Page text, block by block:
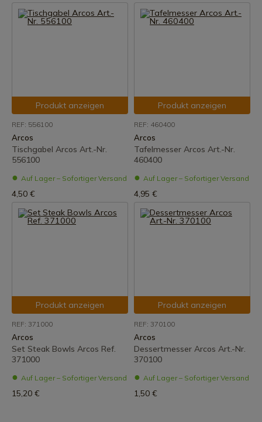
Produkt anzeigen
REF: 556100
Arcos
Tischgabel Arcos Art.-Nr.
556100
Auf Lager – Sofortiger Versand
4,50 €
Produkt anzeigen
REF: 460400
Arcos
Tafelmesser Arcos Art.-Nr.
460400
Auf Lager – Sofortiger Versand
4,95 €
Produkt anzeigen
REF: 371000
Arcos
Set Steak Bowls Arcos Ref.
371000
Auf Lager – Sofortiger Versand
15,20 €
Produkt anzeigen
REF: 370100
Arcos
Dessertmesser Arcos Art.-Nr.
370100
Auf Lager – Sofortiger Versand
1,50 €